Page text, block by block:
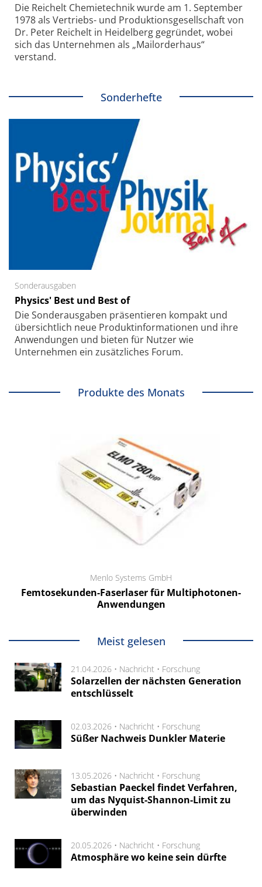
Die Reichelt Chemietechnik wurde am 1. September
1978 als Vertriebs- und Produktionsgesellschaft von
Dr. Peter Reichelt in Heidelberg gegründet, wobei
sich das Unternehmen als „Mailorderhaus“
verstand.
Sonderhefte
Sonderausgaben
Physics' Best und Best of
Die Sonder­ausgaben präsentieren kompakt und
übersichtlich neue Produkt­informationen und ihre
Anwendungen und bieten für Nutzer wie
Unternehmen ein zusätzliches Forum.
Produkte des Monats
Menlo Systems GmbH
Femtosekunden-Faserlaser für Multiphotonen-
Anwendungen
Meist gelesen
21.04.2026 • Nachricht • Forschung
Solarzellen der nächsten Generation
entschlüsselt
02.03.2026 • Nachricht • Forschung
Süßer Nachweis Dunkler Materie
13.05.2026 • Nachricht • Forschung
Sebastian Paeckel findet Verfahren,
um das Nyquist-Shannon-Limit zu
überwinden
20.05.2026 • Nachricht • Forschung
Atmosphäre wo keine sein dürfte